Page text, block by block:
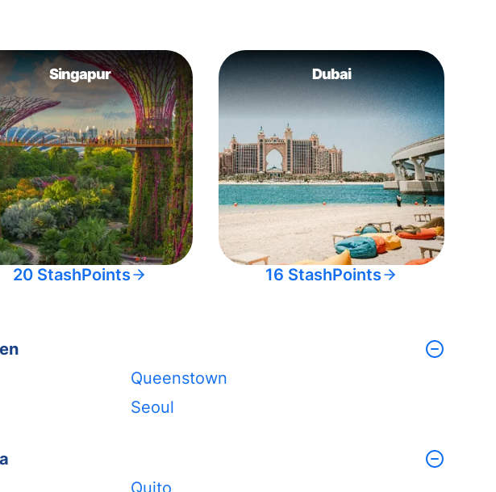
Singapur
20 StashPoints
Dubai
16 StashPoints
Queenstown
Seoul
Quito